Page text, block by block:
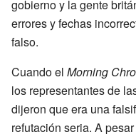
gobierno y la gente
errores y fechas
falso.
Cuando el Morning
los representantes de
dijeron que era una
refutación seria. A